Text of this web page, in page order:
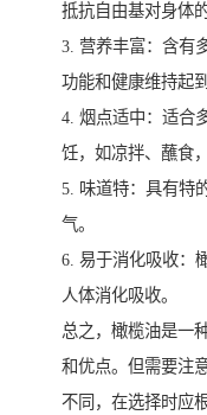
抵抗自由基对身体
3. 营养丰富：含有
功能和健康维持起
4. 烟点适中：适合
饪，如凉拌、蘸食
5. 味道特：具有特
气。
6. 易于消化吸收：
人体消化吸收。
总之，橄榄油是一
和优点。但需要注
不同，在选择时应